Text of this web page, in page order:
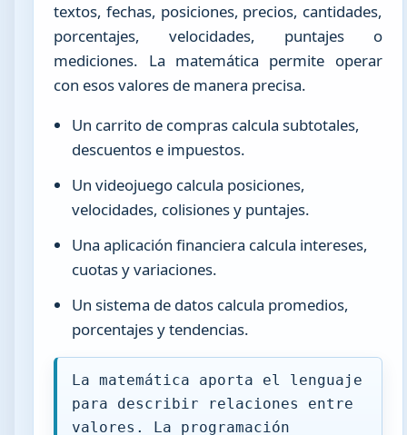
textos, fechas, posiciones, precios, cantidades,
porcentajes, velocidades, puntajes o
mediciones. La matemática permite operar
con esos valores de manera precisa.
Un carrito de compras calcula subtotales,
descuentos e impuestos.
Un videojuego calcula posiciones,
velocidades, colisiones y puntajes.
Una aplicación financiera calcula intereses,
cuotas y variaciones.
Un sistema de datos calcula promedios,
porcentajes y tendencias.
La matemática aporta el lenguaje
para describir relaciones entre
valores. La programación